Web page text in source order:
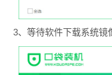
3、等待软件下载系统镜